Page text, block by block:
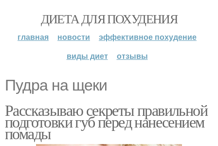
ДИЕТА ДЛЯ ПОХУДЕНИЯ
главная новости
эффективное похудение
виды диет
отзывы
Пудра на щеки
Рассказываю секреты правильной
подготовки губ перед нанесением
помады